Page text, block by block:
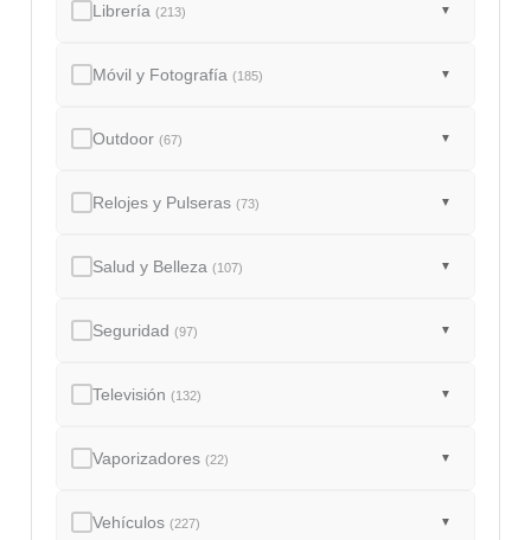
Librería(213) ▼
Móvil y Fotografía(185) ▼
Outdoor(67) ▼
Relojes y Pulseras(73) ▼
Salud y Belleza(107) ▼
Seguridad(97) ▼
Televisión(132) ▼
Vaporizadores(22) ▼
Vehículos(227) ▼